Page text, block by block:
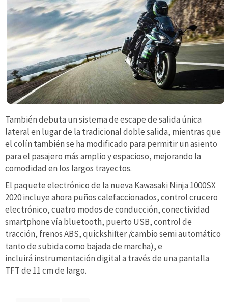
También debuta un sistema de escape de salida única
lateral en lugar de la tradicional doble salida, mientras que
el colín también se ha modificado para permitir un asiento
para el pasajero más amplio y espacioso, mejorando la
comodidad en los largos trayectos.
El paquete electrónico de la nueva Kawasaki Ninja 1000SX
2020 incluye ahora puños calefaccionados, control crucero
electrónico, cuatro modos de conducción, conectividad
smartphone vía bluetooth, puerto USB, control de
tracción, frenos ABS, quickshifter(cambio semi automático
tanto de subida como bajada de marcha), e
incluirá instrumentación digital a través de una pantalla
TFT de 11 cm de largo.